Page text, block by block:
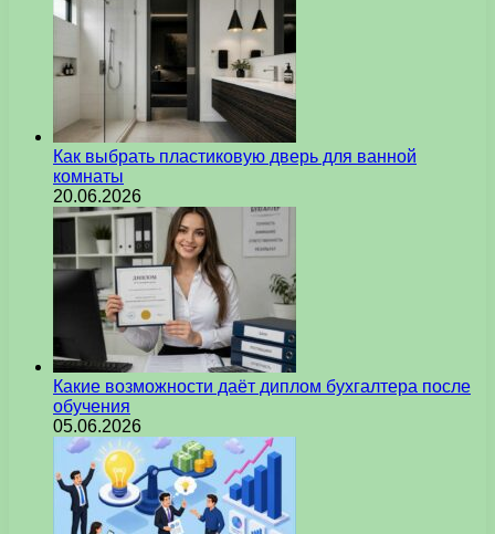
Как выбрать пластиковую дверь для ванной
комнаты
20.06.2026
Какие возможности даёт диплом бухгалтера после
обучения
05.06.2026